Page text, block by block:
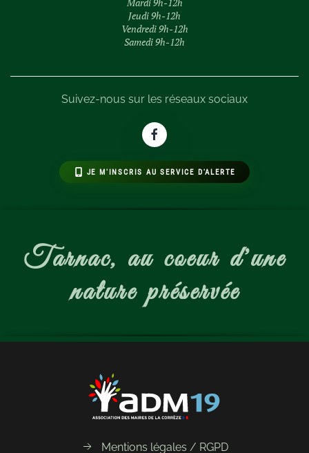
Mardi 9h-12h
Jeudi 9h-12h
Vendredi 9h-12h
Samedi 9h-12h
Suivez-nous sur les réseaux sociaux
JE M'INSCRIS AU SERVICE D'ALERTE
Tarnac, au coeur d'une
nature préservée
Mentions légales / RGPD